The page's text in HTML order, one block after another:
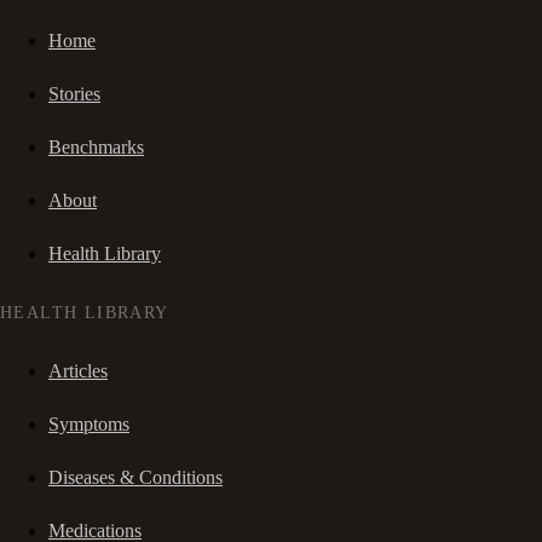
Home
Stories
Benchmarks
About
Health Library
HEALTH LIBRARY
Articles
Symptoms
Diseases & Conditions
Medications